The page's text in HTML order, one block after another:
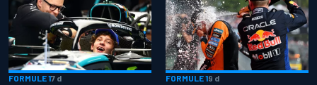
FORMULE 17 d
FORMULE 19 d